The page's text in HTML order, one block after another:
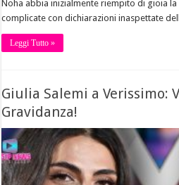
Noha abbia inizialmente riempito di gioia la
complicate con dichiarazioni inaspettate
Leggi Tutto »
Giulia Salemi a Verissimo:
Gravidanza!